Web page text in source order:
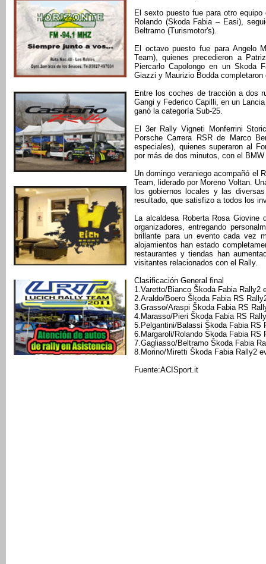
El sexto puesto fue para otro
Rolando (Skoda Fabia – Easi),
Beltramo (Turismotor's).
El octavo puesto fue para Angelo
Team), quienes precedieron a
Piercarlo Capolongo en un Skoda
Giazzi y Maurizio Bodda
Entre los coches de tracción a dos
Gangi y Federico Capilli, en un
ganó la categoría Sub-25.
El 3er Rally Vigneti Monferrini
Porsche Carrera RSR de Marco
especiales), quienes superaron al
por más de dos minutos, con el
Un domingo veraniego acompañó el
Team, liderado por Moreno Voltan.
los gobiernos locales y las
resultado, que satisfizo a todos los
La alcaldesa Roberta Rosa
organizadores, entregando
brillante para un evento cada vez
alojamientos han estado
restaurantes y tiendas han
visitantes relacionados con el Rally.
Clasificación General final
1.Varetto/Bianco Škoda Fabia Rally2
2.Araldo/Boero Škoda Fabia RS
3.Grasso/Araspi Škoda Fabia RS
4.Marasso/Pieri Škoda Fabia RS
5.Pelgantini/Balassi Škoda Fabia RS
6.Margaroli/Rolando Škoda Fabia RS
7.Gagliasso/Beltramo Škoda Fabia
8.Morino/Miretti Škoda Fabia Rally2
Fuente:ACISport.it